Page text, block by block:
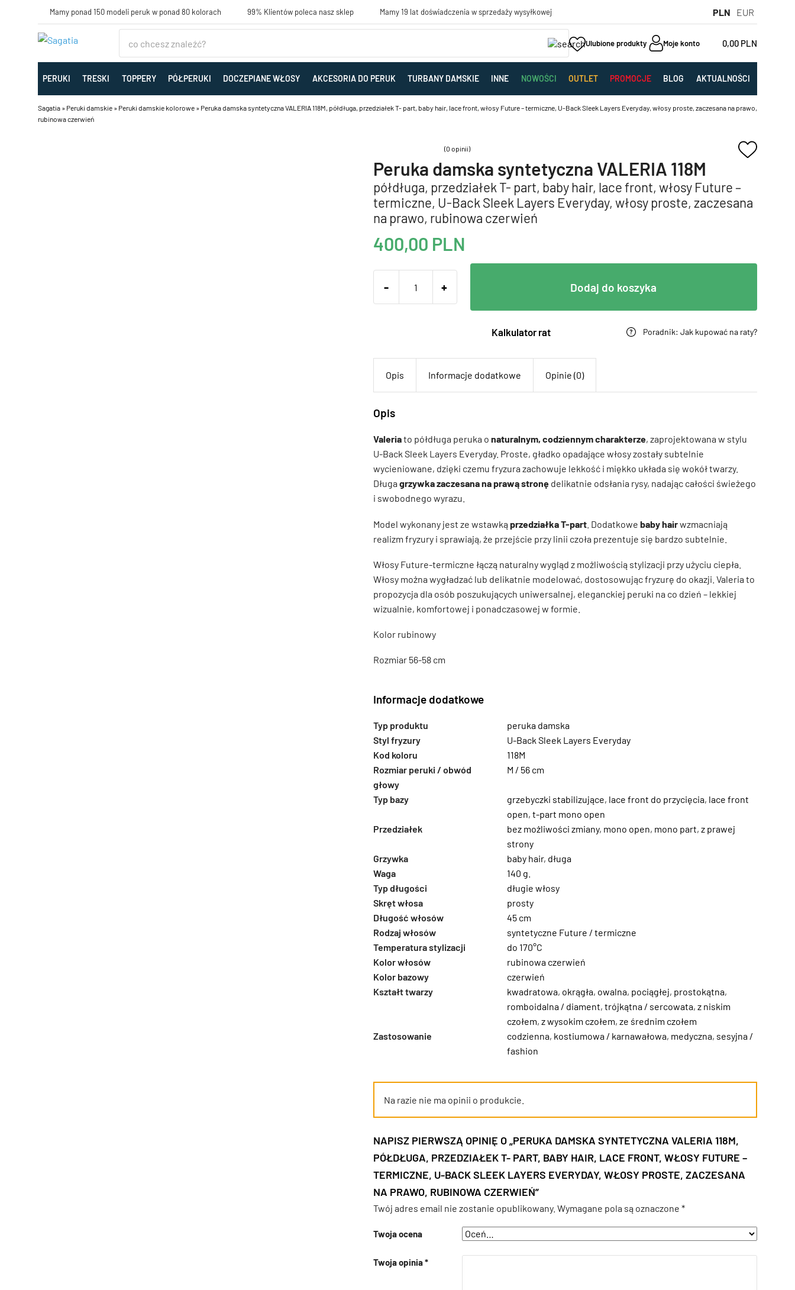
Mamy ponad 150 modeli peruk w ponad 80 kolorach 99% Klientów poleca nasz sklep Mamy 19 lat doświadczenia w sprzedaży wysyłkowej PLN EUR
Ulubione produkty Moje konto 0,00 PLN
PERUKI TRESKI TOPPERY PÓŁPERUKI DOCZEPIANE WŁOSY AKCESORIA DO PERUK TURBANY DAMSKIE INNE NOWOŚCI OUTLET PROMOCJE BLOG AKTUALNOŚCI
Sagatia » Peruki damskie » Peruki damskie kolorowe » Peruka damska syntetyczna VALERIA 118M, półdługa, przedziałek T- part, baby hair, lace front, włosy Future – termiczne, U-Back Sleek Layers Everyday, włosy proste, zaczesana na prawo,
rubinowa czerwień
(0 opinii)
Peruka damska syntetyczna VALERIA 118M
półdługa, przedziałek T- part, baby hair, lace front, włosy Future –
termiczne, U-Back Sleek Layers Everyday, włosy proste, zaczesana
na prawo, rubinowa czerwień
400,00 PLN
- + Dodaj do koszyka
Kalkulator rat Poradnik: Jak kupować na raty?
Opis Informacje dodatkowe Opinie (0)
Opis
Valeriato półdługa peruka o naturalnym, codziennym charakterze, zaprojektowana w stylu
U-Back Sleek Layers Everyday. Proste, gładko opadające włosy zostały subtelnie
wycieniowane, dzięki czemu fryzura zachowuje lekkość i miękko układa się wokół twarzy.
Długa grzywka zaczesana na prawą stronędelikatnie odsłania rysy, nadając całości świeżego
i swobodnego wyrazu.
Model wykonany jest ze wstawką przedziałka T-part. Dodatkowe baby hairwzmacniają
realizm fryzury i sprawiają, że przejście przy linii czoła prezentuje się bardzo subtelnie.
Włosy Future-termiczne łączą naturalny wygląd z możliwością stylizacji przy użyciu ciepła.
Włosy można wygładzać lub delikatnie modelować, dostosowując fryzurę do okazji. Valeria to
propozycja dla osób poszukujących uniwersalnej, eleganckiej peruki na co dzień – lekkiej
wizualnie, komfortowej i ponadczasowej w formie.
Kolor rubinowy
Rozmiar 56-58 cm
Informacje dodatkowe
Typ produktu
peruka damska
Styl fryzury
U-Back Sleek Layers Everyday
Kod koloru
118M
Rozmiar peruki / obwód
głowy
M / 56 cm
Typ bazy grzebyczki stabilizujące, lace front do przycięcia, lace front
open, t-part mono open
Przedziałek
bez możliwości zmiany, mono open, mono part, z prawej
strony
Grzywka
baby hair, długa
Waga
140 g.
Typ długości
długie włosy
Skręt włosa
prosty
Długość włosów
45 cm
Rodzaj włosów
syntetyczne Future / termiczne
Temperatura stylizacji
do 170°C
Kolor włosów
rubinowa czerwień
Kolor bazowy
czerwień
Kształt twarzy
kwadratowa, okrągła, owalna, pociągłej, prostokątna,
romboidalna / diament, trójkątna / sercowata, z niskim
czołem, z wysokim czołem, ze średnim czołem
Zastosowanie
codzienna, kostiumowa / karnawałowa, medyczna, sesyjna /
fashion
Na razie nie ma opinii o produkcie.
NAPISZ PIERWSZĄ OPINIĘ O „PERUKA DAMSKA SYNTETYCZNA VALERIA 118M,
PÓŁDŁUGA, PRZEDZIAŁEK T- PART, BABY HAIR, LACE FRONT, WŁOSY FUTURE –
TERMICZNE, U-BACK SLEEK LAYERS EVERYDAY, WŁOSY PROSTE, ZACZESANA
NA PRAWO, RUBINOWA CZERWIEŃ”
Twój adres email nie zostanie opublikowany. Wymagane pola są oznaczone *
Twoja ocena
Twoja opinia*